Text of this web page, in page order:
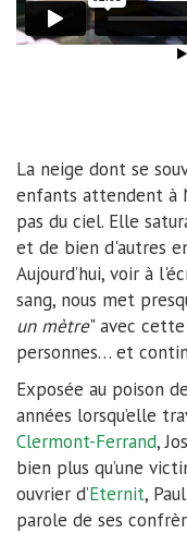
La neige dont se
enfants attendent à
pas du ciel. Elle
et de bien d'autres
Aujourd’hui, voir à
sang, nous met
un mètre" avec
personnes… et
Exposée au poison
années lorsqu’elle
Clermont-Ferrand,
bien plus qu’une
ouvrier d’Eternit,
parole de ses